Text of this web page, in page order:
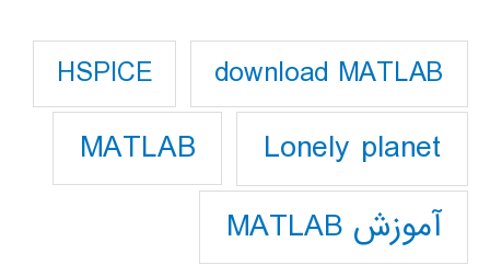
download MATLAB
HSPICE
Lonely planet
MATLAB
آموزش MATLAB